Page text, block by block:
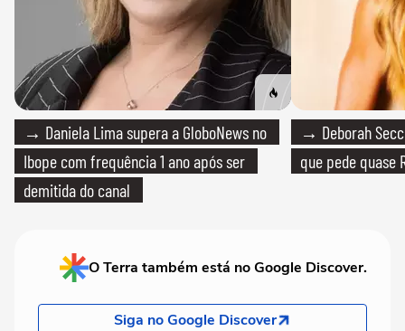
→ Daniela Lima supera a GloboNews no
Ibope com frequência 1 ano após ser
demitida do canal
→ Deborah
que pede quase
O Terra também está no Google Discover.
Siga no Google Discover